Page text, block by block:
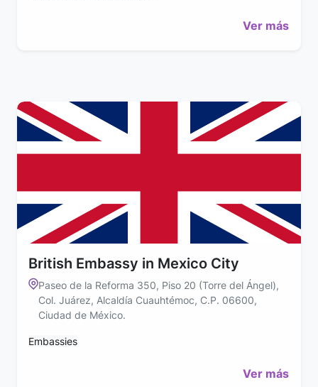
Ver más
British Embassy in Mexico City
Paseo de la Reforma 350, Piso 20 (Torre del Ángel),
Col. Juárez, Alcaldía Cuauhtémoc, C.P. 06600,
Ciudad de México.
Embassies
Ver más